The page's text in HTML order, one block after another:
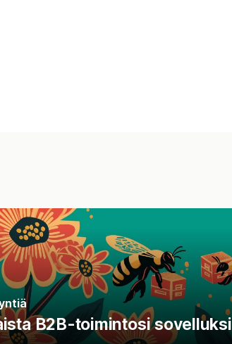
B2B-toimintosi